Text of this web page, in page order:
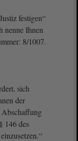
festigen“
nenne Ihnen
8/1007.
sich
der
146 des